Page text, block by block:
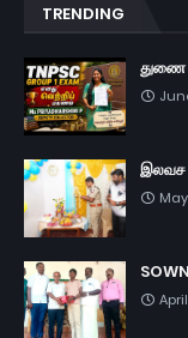
TRENDING
துணை
இலவச